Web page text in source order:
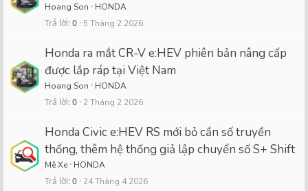
Hoang Son HONDA
Trả lời 0 5 Tháng 2 2026
Honda ra mắt CR-V e:HEV phiên bản nâng cấp
được lắp ráp tại Việt Nam
Hoang Son HONDA
Trả lời 0 2 Tháng 2 2026
Honda Civic e:HEV RS mới bỏ cần số truyền
thống, thêm hệ thống giả lập chuyển số S+ Shift
Mê Xe HONDA
Trả lời 0 24 Tháng 4 2026